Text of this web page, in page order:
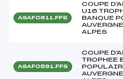
ASAF0611.FFS
COUPE
U16
BANQUE
ALPES
ASAF0591.FFS
COUPE
TROPHEE